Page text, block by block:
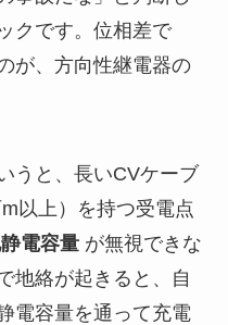
クです。位相差で
が、方向性継電器の
うと、長いCVケーブ
以上）を持つ受電点
電容量が無視できな
地絡が起きると、自
電容量を通って充電